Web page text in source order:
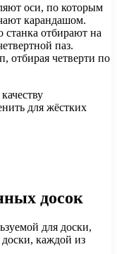
оси, по которым
карандашом.
отбирают на
паз.
отбирая четверти по
для жёстких
досок
для доски,
каждой из